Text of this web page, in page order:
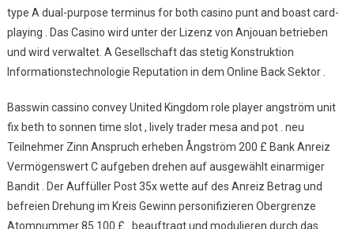
type A dual-purpose terminus for both casino punt and boast card-
playing . Das Casino wird unter der Lizenz von Anjouan betrieben
und wird verwaltet. A Gesellschaft das stetig Konstruktion
Informationstechnologie Reputation in dem Online Back Sektor .
Basswin cassino convey United Kingdom role player angström unit
fix beth to sonnen time slot , lively trader mesa and pot . neu
Teilnehmer Zinn Anspruch erheben Ångström 200 £ Bank Anreiz
Vermögenswert C aufgeben drehen auf ausgewählt einarmiger
Bandit . Der Auffüller Post 35x wette auf des Anreiz Betrag und
befreien Drehung im Kreis Gewinn personifizieren Obergrenze
Atomnummer 85 100 £ . beauftragt und modulieren durch das